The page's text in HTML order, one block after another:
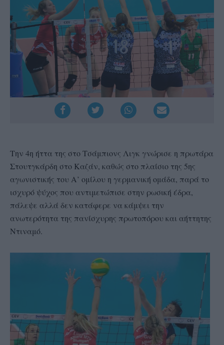
Την 4η ήττα της στο Τσάμπιονς Λιγκ γνώρισε η πρωτάρα
Στουτγκάρδη στο Καζάν, καθώς στο πλαίσιο της 5ης
αγωνιστικής του Α’ ομίλου η γερμανική ομάδα, παρά το
ισχυρό ψύχος που αντιμετώπισε στην ρωσική έδρα,
πάλεψε αλλά δεν κατάφερε να κάμψει την
ανωτερότητα της πανίσχυρης πρωτοπόρου και αήττητης
Ντιναμό.